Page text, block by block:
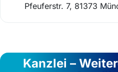
Pfeuferstr. 7, 81373
Kanzlei –